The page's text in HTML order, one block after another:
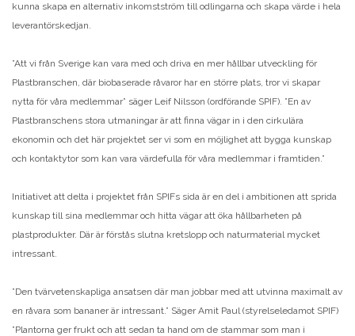
kunna skapa en alternativ inkomstström till odlingarna och skapa värde i hela
leverantörskedjan.
”Att vi från Sverige kan vara med och driva en mer hållbar utveckling för
Plastbranschen, där biobaserade råvaror har en större plats, tror vi skapar
nytta för våra medlemmar” säger Leif Nilsson (ordförande SPIF). ”En av
Plastbranschens stora utmaningar är att finna vägar in i den cirkulära
ekonomin och det här projektet ser vi som en möjlighet att bygga kunskap
och kontaktytor som kan vara värdefulla för våra medlemmar i framtiden.”
Initiativet att delta i projektet från SPIFs sida är en del i ambitionen att sprida
kunskap till sina medlemmar och hitta vägar att öka hållbarheten på
plastprodukter. Där är förstås slutna kretslopp och naturmaterial mycket
intressant.
”Den tvärvetenskapliga ansatsen där man jobbar med att utvinna maximalt av
en råvara som bananer är intressant.” Säger Amit Paul (styrelseledamot SPIF)
”Plantorna ger frukt och att sedan ta hand om de stammar som man i